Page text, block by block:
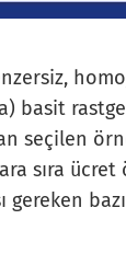
basit
seçilen
sıra ücret